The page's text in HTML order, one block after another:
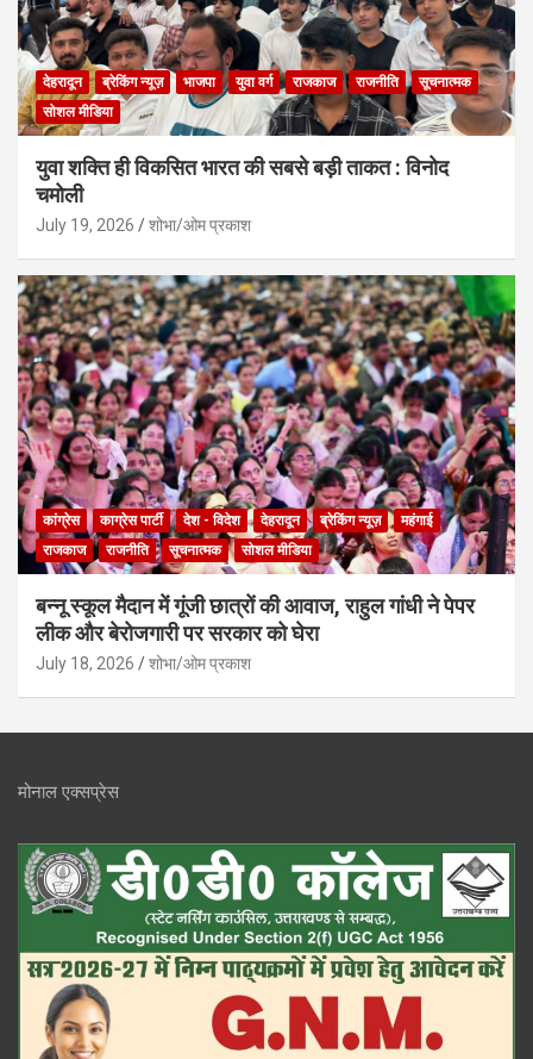
देहरादून ब्रेकिंग न्यूज़ भाजपा युवा वर्ग राजकाज राजनीति
सूचनात्मक
सोशल मीडिया
युवा शक्ति ही विकसित भारत की सबसे बड़ी ताकत : विनोद
चमोली
July 19, 2026 शोभा/ओम प्रकाश
कांग्रेस काग्रेस पार्टी देश - विदेश देहरादून ब्रेकिंग न्यूज़
महंगाई
राजकाज
राजनीति सूचनात्मक सोशल मीडिया
बन्नू स्कूल मैदान में गूंजी छात्रों की आवाज, राहुल गांधी ने पेपर
लीक और बेरोजगारी पर सरकार को घेरा
July 18, 2026 शोभा/ओम प्रकाश
मोनाल एक्सप्रेस